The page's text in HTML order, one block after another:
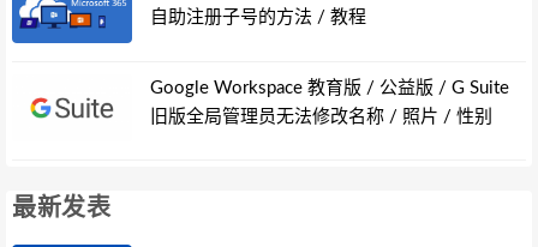
自助注册子号的方法 / 教程
Google Workspace 教育版 / 公益版 / G Suite
旧版全局管理员无法修改名称 / 照片 / 性别
最新发表